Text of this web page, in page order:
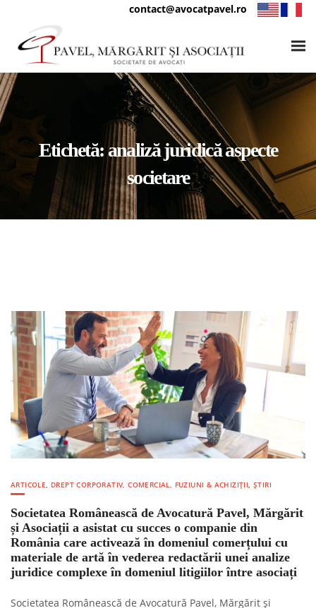
contact@avocatpavel.ro
Etichetă:analiză juridică aspecte
societare
ARTICOLE, DREPT CORPORATIV, COMERCIAL, FUZIUNI & ACHIZIȚII,ȘTIRI
Societatea Românească de Avocatură Pavel, Mărgărit
și Asociații a asistat cu succes o companie din
România care activează în domeniul comerțului cu
materiale de artă în vederea redactării unei analize
juridice complexe în domeniul litigiilor între asociați
Societatea Românească de Avocatură Pavel, Mărgărit și